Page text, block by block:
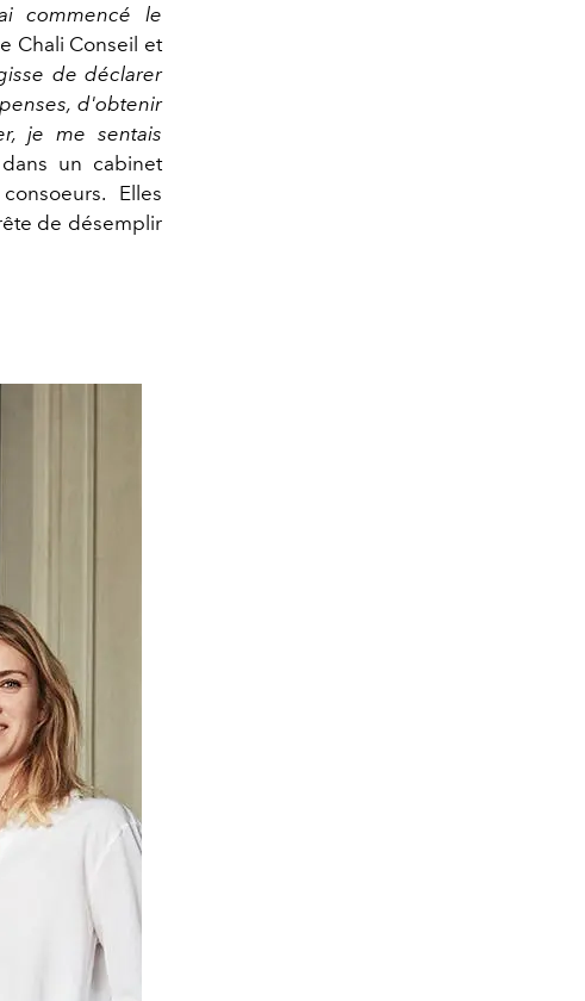
commencé le
Chali Conseil et
de déclarer
d'obtenir
je me sentais
un cabinet
Elles
de désemplir